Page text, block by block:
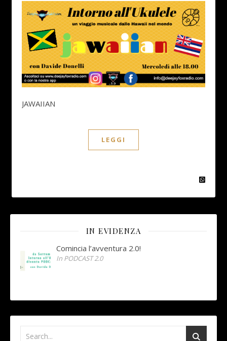
JAWAIIAN
LEGGI
IN EVIDENZA
Comincia l’avventura 2.0!
In PODCAST 2.0